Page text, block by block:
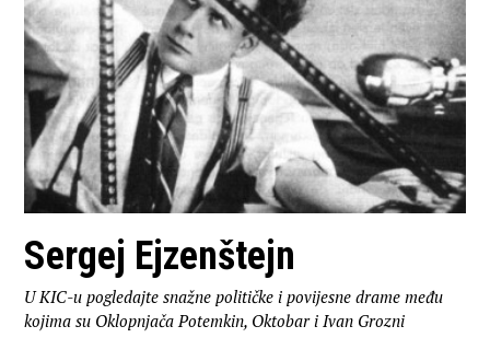
Sergej Ejzenštejn
U KIC-u pogledajte snažne političke i povijesne drame među
kojima su Oklopnjača Potemkin, Oktobar i Ivan Grozni